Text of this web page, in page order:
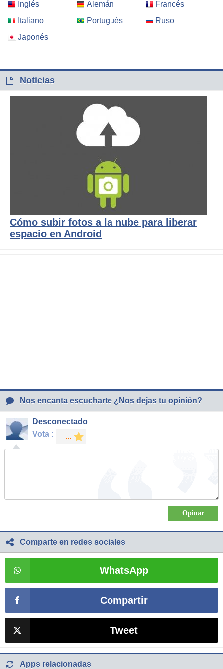
Inglés Alemán
Francés
Italiano
Portugués
Ruso
Japonés
Noticias
Cómo subir fotos a la nube para liberar
espacio en Android
Nos encanta escucharte ¿Nos dejas tu opinión?
Desconectado
Vota :
Comparte en redes sociales
WhatsApp
Compartir
Tweet
Apps relacionadas